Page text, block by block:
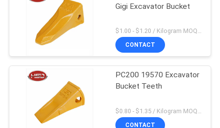
Gigi Excavator Bucket
$1.00 - $1.20 / Kilogram MOQ:100 Kilogram / kilogram
CONTACT
PC200 19570 Excavator
Bucket Teeth
CONTACT